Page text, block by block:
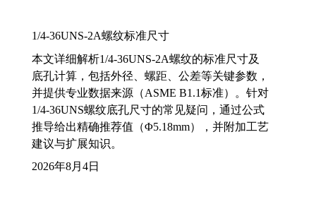
1/4-36UNS-2A螺纹标准尺寸
本文详细解析1/4-36UNS-2A螺纹的标准尺寸及
底孔计算，包括外径、螺距、公差等关键参数，
并提供专业数据来源（ASME B1.1标准）。针对
1/4-36UNS螺纹底孔尺寸的常见疑问，通过公式
推导给出精确推荐值（Φ5.18mm），并附加工艺
建议与扩展知识。
2026年8月4日